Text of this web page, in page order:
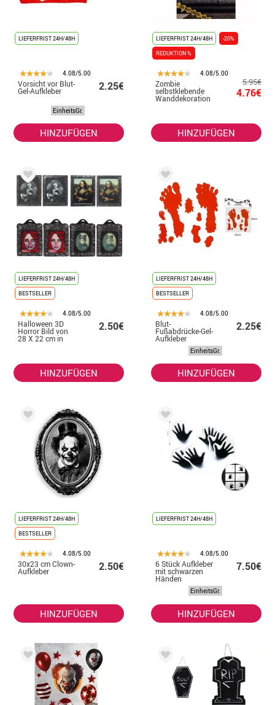
LIEFERFRIST 24H/48H
4.08/5.00
Vorsicht vor Blut-
Gel-Aufkleber 2.25€
EinheitsGr.
HINZUFÜGEN
LIEFERFRIST 24H/48H
-20%
REDUKTION %
4.08/5.00
Zombie
selbstklebende
Wanddekoration
5.95€
4.76€
HINZUFÜGEN
LIEFERFRIST 24H/48H
BESTSELLER
4.08/5.00
Halloween 3D
Horror Bild von
28 X 22 cm in
2.50€
HINZUFÜGEN
LIEFERFRIST 24H/48H
BESTSELLER
4.08/5.00
Blut-
Fußabdrücke-Gel-
Aufkleber
2.25€
EinheitsGr.
HINZUFÜGEN
LIEFERFRIST 24H/48H
BESTSELLER
4.08/5.00
30x23 cm Clown-
Aufkleber 2.50€
HINZUFÜGEN
LIEFERFRIST 24H/48H
4.08/5.00
6 Stück Aufkleber
mit schwarzen
Händen
7.50€
EinheitsGr.
HINZUFÜGEN